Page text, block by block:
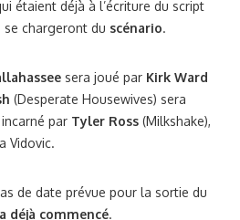
étaient déjà à l’écriture du script
chargeront du scénario.
sera joué par Kirk Ward
(Desperate Housewives) sera
par Tyler Ross (Milkshake),
Vidovic.
de date prévue pour la sortie du
déjà commencé.